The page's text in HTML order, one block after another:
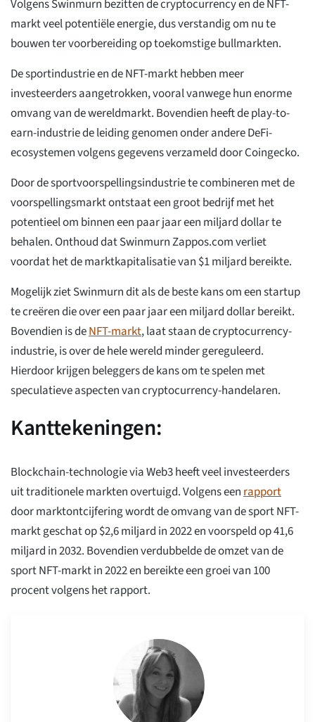
Volgens Swinmurn bezitten de cryptocurrency en de NFT-
markt veel potentiële energie, dus verstandig om nu te
bouwen ter voorbereiding op toekomstige bullmarkten.
De sportindustrie en de NFT-markt hebben meer
investeerders aangetrokken, vooral vanwege hun enorme
omvang van de wereldmarkt. Bovendien heeft de play-to-
earn-industrie de leiding genomen onder andere DeFi-
ecosystemen volgens gegevens verzameld door Coingecko.
Door de sportvoorspellingsindustrie te combineren met de
voorspellingsmarkt ontstaat een groot bedrijf met het
potentieel om binnen een paar jaar een miljard dollar te
behalen. Onthoud dat Swinmurn Zappos.com verliet
voordat het de marktkapitalisatie van $1 miljard bereikte.
Mogelijk ziet Swinmurn dit als de beste kans om een startup
te creëren die over een paar jaar een miljard dollar bereikt.
Bovendien is deNFT-markt, laat staan de cryptocurrency-
industrie, is over de hele wereld minder gereguleerd.
Hierdoor krijgen beleggers de kans om te spelen met
speculatieve aspecten van cryptocurrency-handelaren.
Kanttekeningen:
Blockchain-technologie via Web3 heeft veel investeerders
uit traditionele markten overtuigd. Volgens eenrapport
door marktontcijfering wordt de omvang van de sport NFT-
markt geschat op $2,6 miljard in 2022 en voorspeld op 41,6
miljard in 2032. Bovendien verdubbelde de omzet van de
sport NFT-markt in 2022 en bereikte een groei van 100
procent volgens het rapport.